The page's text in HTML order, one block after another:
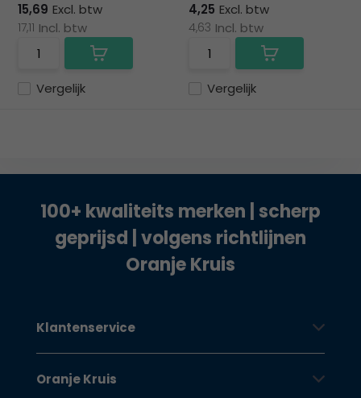
Vergelijk
15,69 Excl. btw
17,11 Incl. btw
Vergelijk
4,25 Excl. btw
4,63 Incl. btw
100+ kwaliteits merken | scherp
geprijsd | volgens richtlijnen
Oranje Kruis
Klantenservice
Oranje Kruis